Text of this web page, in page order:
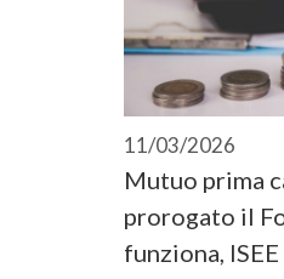
11/03/2026
Mutuo prima
prorogato il
funziona,